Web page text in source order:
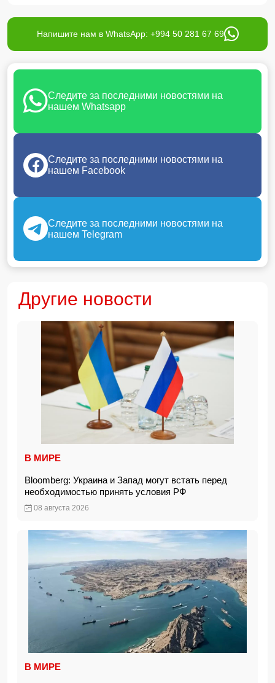
Напишите нам в WhatsApp: +994 50 281 67 69
Следите за последними новостями на
нашем Whatsapp
Следите за последними новостями на
нашем Facebook
Следите за последними новостями на
нашем Telegram
Другие новости
В МИРЕ
Bloomberg: Украина и Запад могут встать перед
необходимостью принять условия РФ
08 августа 2026
В МИРЕ